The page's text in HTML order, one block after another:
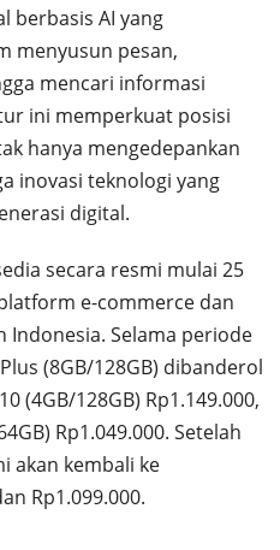
berbasis AI yang
menyusun pesan,
mencari informasi
ini memperkuat posisi
hanya mengedepankan
inovasi teknologi yang
digital.
secara resmi mulai 25
e-commerce dan
Selama periode
(8GB/128GB) dibanderol
(4GB/128GB) Rp1.149.000,
Rp1.049.000. Setelah
akan kembali ke
Rp1.099.000.